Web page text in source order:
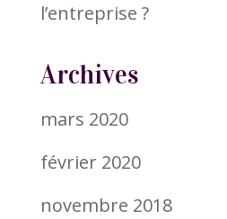
l’entreprise ?
Archives
mars 2020
février 2020
novembre 2018